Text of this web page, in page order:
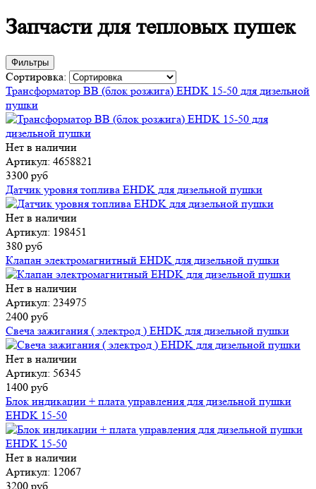
Запчасти для тепловых пушек
Фильтры
Сортировка:
Трансформатор ВВ (блок розжига) EHDK 15-50 для дизельной
пушки
Нет в наличии
Артикул: 4658821
3300 руб
Датчик уровня топлива EHDK для дизельной пушки
Нет в наличии
Артикул: 198451
380 руб
Клапан электромагнитный EHDK для дизельной пушки
Нет в наличии
Артикул: 234975
2400 руб
Свеча зажигания ( электрод ) EHDK для дизельной пушки
Нет в наличии
Артикул: 56345
1400 руб
Блок индикации + плата управления для дизельной пушки
EHDK 15-50
Нет в наличии
Артикул: 12067
3200 руб